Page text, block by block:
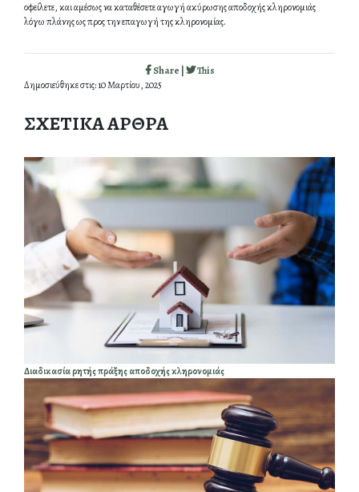
οφείλετε, και αμέσως να καταθέσετε αγωγή ακύρωσης αποδοχής κληρονομιάς
λόγω πλάνης ως προς την επαγωγή της κληρονομίας.
Share |
This
Δημοσιεύθηκε στις: 10 Μαρτίου, 2025
ΣΧΕΤΙΚΑ ΑΡΘΡΑ
Διαδικασία ρητής πράξης αποδοχής κληρονομιάς